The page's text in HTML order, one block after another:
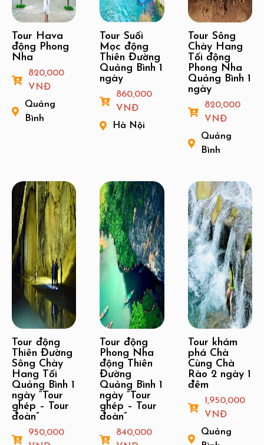
Tour Hava
động Phong
Nha
820,000
VNĐ
Quảng
Bình
Tour Suối
Mọc động
Thiên Đường
Quảng Bình 1
ngày
860,000
VNĐ
Hà Nội
Tour Sông
Chày Hang
Tối động
Phong Nha
Quảng Bình 1
ngày
820,000
VNĐ
Quảng
Bình
Tour động
Thiên Đường
Sông Chày
Hang Tối
Quảng Bình 1
ngày “Tour
ghép – Tour
đoàn”
950,000
Tour động
Phong Nha
động Thiên
Đường
Quảng Bình 1
ngày “Tour
ghép – Tour
đoàn”
840,000
Tour khám
phá Chà
Cùng Chà
Rào 2 ngày 1
đêm
1,950,000
VNĐ
Quảng